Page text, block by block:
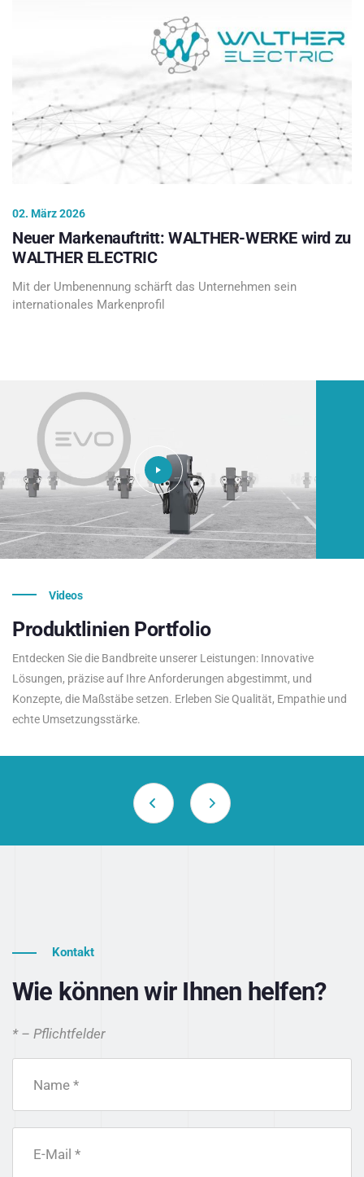
02. März 2026
Neuer Markenauftritt: WALTHER-WERKE wird zu
WALTHER ELECTRIC
Mit der Umbenennung schärft das Unternehmen sein
internationales Markenprofil
Videos
Produktlinien Portfolio
Entdecken Sie die Bandbreite unserer Leistungen: Innovative
Lösungen, präzise auf Ihre Anforderungen abgestimmt, und
Konzepte, die Maßstäbe setzen. Erleben Sie Qualität, Empathie und
echte Umsetzungsstärke.
Kontakt
Wie können wir Ihnen helfen?
* – Pflichtfelder
Name *
E-Mail *